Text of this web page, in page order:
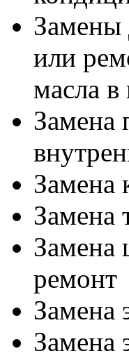
Замены
или
масла в
Замена
Замена
Замена
Замена
ремонт
Замена
Замена